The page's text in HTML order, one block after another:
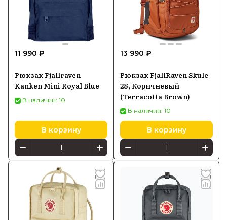
Купить рюкзаки и одежду Fjallraven
можно в Batya Store с официальной
гарантией и доставкой по всей России
по выгодной цене.
11 990 ₽
Рюкзак Fjallraven
Kanken Mini Royal Blue
В наличии: 10
В корзину
13 990 ₽
Рюкзак FjallRaven Skule
28, Коричневый
(Terracotta Brown)
В наличии: 10
В корзину